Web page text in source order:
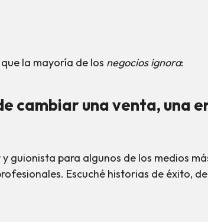
la mayoría de los negocios ignora:
cambiar una venta, una
guionista para algunos de los medios
Escuché historias de éxito,